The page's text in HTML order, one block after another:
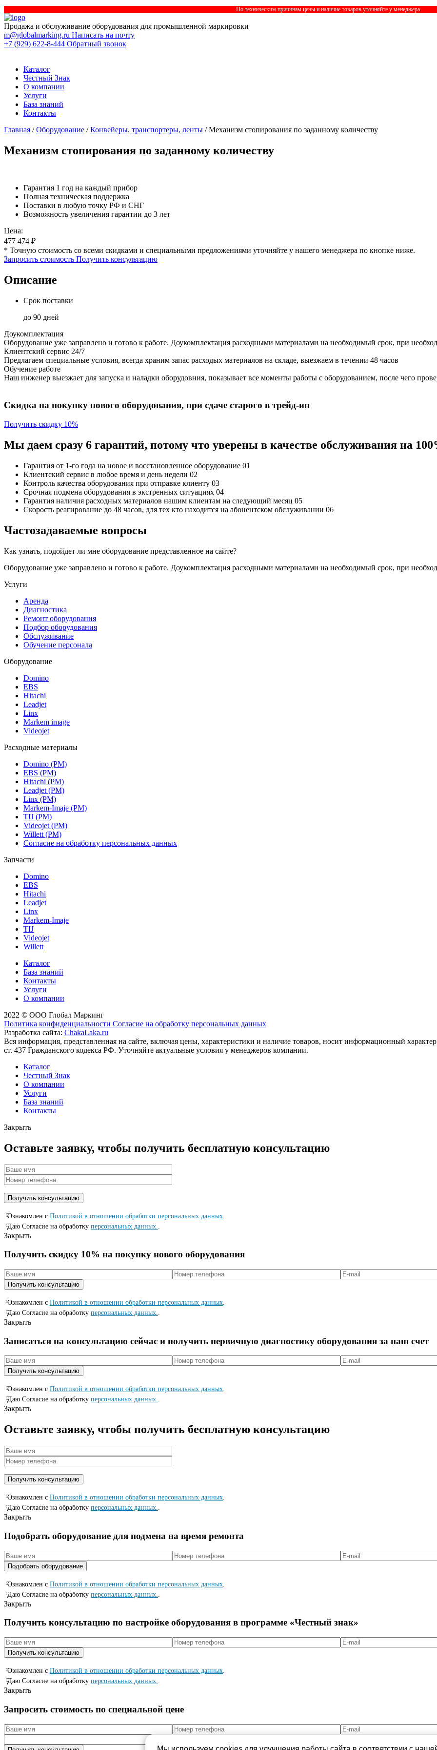
По техническим причинам цены и наличие товаров уточняйте у менеджера
Продажа и обслуживание оборудования для промышленной маркировки
m@globalmarking.ru Написать на почту
+7 (929) 622-8-444 Обратный звонок
Каталог
Честный Знак
О компании
Услуги
База знаний
Контакты
Главная /Оборудование /Конвейеры, транспортеры, ленты / Механизм стопирования по заданному количеству
Механизм стопирования по заданному количеству
Гарантия 1 год на каждый прибор
Полная техническая поддержка
Поставки в любую точку РФ и СНГ
Возможность увеличения гарантии до 3 лет
Цена:
477 474 ₽
* Точную стоимость со всеми скидками и специальными предложениями уточняйте у нашего менеджера по кнопке ниже.
Запросить стоимость Получить консультацию
Описание
Срок поставки
до 90 дней
Доукомплектация
Оборудование уже заправлено и готово к работе. Доукомплектация расходными материалами на необходимый срок, при
Клиентский сервис 24/7
Предлагаем специальные условия, всегда храним запас расходых материалов на складе, выезжаем в течении 48 часов
Обучение работе
Наш инженер выезжает для запуска и наладки оборудовния, показывает все моменты работы с оборудованием, после чего
Скидка на покупку нового оборудования, при сдаче старого в трейд-ин
Получить скидку 10%
Мы даем сразу 6 гарантий, потому что уверены в качестве обслуживания на
Гарантия от 1-го года на новое и восстановленное оборудование 01
Клиентский сервис в любое время и день недели 02
Контроль качества оборудования при отправке клиенту 03
Срочная подмена оборудования в экстренных ситуациях 04
Гарантия наличия расходных материалов нашим клиентам на следующий месяц 05
Скорость реагирование до 48 часов, для тех кто находится на абонентском обслуживании 06
Частозадаваемые вопросы
Как узнать, подойдет ли мне оборудование представленное на сайте?
Оборудование уже заправлено и готово к работе. Доукомплектация расходными материалами на необходимый срок, при
Услуги
Аренда
Диагностика
Ремонт оборудования
Подбор оборудования
Обслуживание
Обучение персонала
Оборудование
Domino
EBS
Hitachi
Leadjet
Linx
Markem image
Videojet
Расходные материалы
Domino (РМ)
EBS (РМ)
Hitachi (РМ)
Leadjet (РМ)
Linx (РМ)
Markem-Imaje (РМ)
TIJ (РМ)
Videojet (РМ)
Willett (РМ)
Согласие на обработку персональных данных
Запчасти
Domino
EBS
Hitachi
Leadjet
Linx
Markem-Imaje
TIJ
Videojet
Willett
Каталог
База знаний
Контакты
Услуги
О компании
2022 © ООО Глобал Маркинг
Политика конфиденциальности Согласие на обработку персональных данных
Разработка сайта: ChakaLaka.ru
Вся информация, представленная на сайте, включая цены, характеристики и наличие товаров, носит информационный
ст. 437 Гражданского кодекса РФ. Уточняйте актуальные условия у менеджеров компании.
Каталог
Честный Знак
О компании
Услуги
База знаний
Контакты
Закрыть
Оставьте заявку, чтобы получить бесплатную консультацию
Ознакомлен с Политикой в отношении обработки персональных данных
Даю Согласие на обработку персональных данных.
Закрыть
Получить скидку 10% на покупку нового оборудования
Ознакомлен с Политикой в отношении обработки персональных данных
Даю Согласие на обработку персональных данных.
Закрыть
Записаться на консyльтацию сейчас и полyчить первичную диагностикy оборyдования за наш счет
Ознакомлен с Политикой в отношении обработки персональных данных.
Даю Согласие на обработку персональных данных..
Закрыть
Оставьте заявку, чтобы получить бесплатную консультацию
Ознакомлен с Политикой в отношении обработки персональных данных.
Даю Согласие на обработку персональных данных..
Закрыть
Подобрать оборудование для подмена на время ремонта
Ознакомлен с Политикой в отношении обработки персональных данных
Даю Согласие на обработку персональных данных.
Закрыть
Получить консультацию по настройке оборудования в программе «Честный знак»
Ознакомлен с Политикой в отношении обработки персональных данных.
Даю Согласие на обработку персональных данных..
Закрыть
Запросить стоимость по специальной цене